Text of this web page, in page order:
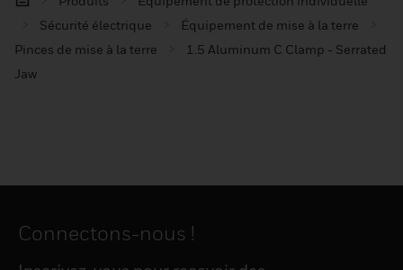
Sécurité électrique
Équipement de mise à la terre
Pinces de mise à la terre
1.5 Aluminum C Clamp - Serrated
Jaw
Connectons-nous !